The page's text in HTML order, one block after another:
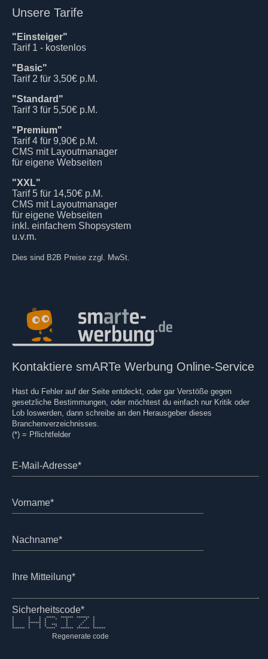
Unsere Tarife
"Einsteiger"
Tarif 1 - kostenlos
"Basic"
Tarif 2 für 3,50€ p.M.
"Standard"
Tarif 3 für 5,50€ p.M.
"Premium"
Tarif 4 für 9,90€ p.M.
CMS mit Layoutmanager
für eigene Webseiten
"XXL"
Tarif 5 für 14,50€ p.M.
CMS mit Layoutmanager
für eigene Webseiten
inkl. einfachem Shopsystem
u.v.m.
Dies sind B2B Preise zzgl. MwSt.
Kontaktiere smARTe Werbung Online-Service
Hast du Fehler auf der Seite entdeckt, oder gar Verstöße gegen
gesetzliche Bestimmungen, oder möchtest du einfach nur Kritik oder
Lob loswerden, dann schreibe an den Herausgeber dieses
Branchenverzeichnisses.
(*) = Pflichtfelder
E-Mail-Adresse*
Vorname*
Nachname*
Ihre Mitteilung*
Sicherheitscode*
* * * ***** ******* ******* *
* * * * * * * *
* * * * * * *
* ******* * * * *
* * * * *** * * *
* * * * * * * *
******* * * ***** ******* ******* *******
Regenerate code